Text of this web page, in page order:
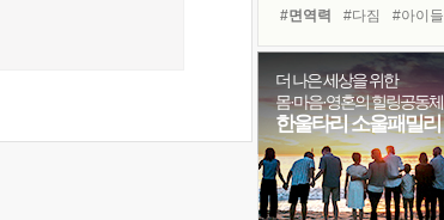
'말 타는 법'을 먼저
졸업식 사진을 보며
극심한 변비, 어깨결림, 수면 장애
아픈 아버지를 위한 공간 설계
슬럼프
보고 싶은 어머니
#면역력
#다짐
#아이들
#독서캠프
#링컨학교
#계획
#비전캠프
#유튜브
#선택
#친구
#힐링
#희망
#나눔
#사람
#극복
더 나은 세상을 위한
몸·마음·영혼의 힐링공동체
한울타리 소울패밀리